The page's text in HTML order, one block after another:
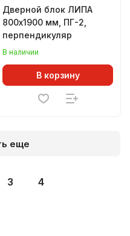
Дверной блок ЛИПА
800х1900 мм, ПГ-2,
перпендикуляр
В наличии
В корзину
еще
3 4